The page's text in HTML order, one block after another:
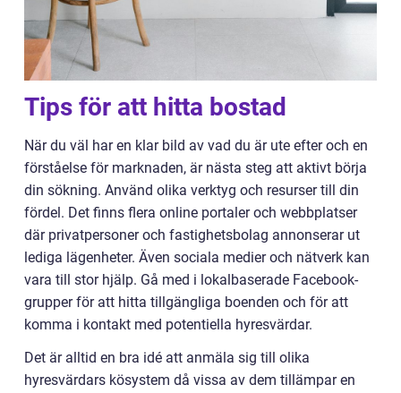
Tips för att hitta bostad
När du väl har en klar bild av vad du är ute efter och en
förståelse för marknaden, är nästa steg att aktivt börja
din sökning. Använd olika verktyg och resurser till din
fördel. Det finns flera online portaler och webbplatser
där privatpersoner och fastighetsbolag annonserar ut
lediga lägenheter. Även sociala medier och nätverk kan
vara till stor hjälp. Gå med i lokalbaserade Facebook-
grupper för att hitta tillgängliga boenden och för att
komma i kontakt med potentiella hyresvärdar.
Det är alltid en bra idé att anmäla sig till olika
hyresvärdars kösystem då vissa av dem tillämpar en